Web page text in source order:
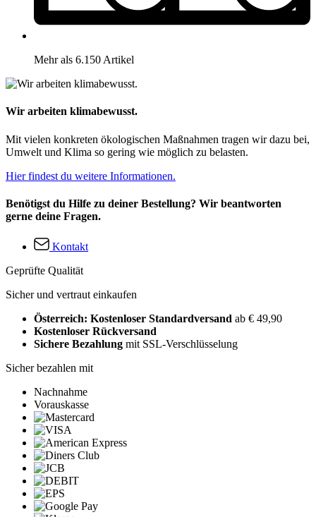
Mehr als 6.150 Artikel
Wir arbeiten klimabewusst.
Mit vielen konkreten ökologischen Maßnahmen tragen wir dazu bei,
Umwelt und Klima so gering wie möglich zu belasten.
Hier findest du weitere Informationen.
Benötigst du Hilfe zu deiner Bestellung? Wir beantworten
gerne deine Fragen.
Kontakt
Geprüfte Qualität
Sicher und vertraut einkaufen
Österreich: Kostenloser Standardversand ab € 49,90
Kostenloser Rückversand
Sichere Bezahlung mit SSL-Verschlüsselung
Sicher bezahlen mit
Nachnahme
Vorauskasse